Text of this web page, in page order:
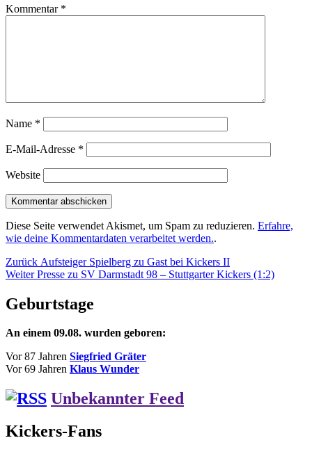
Kommentar *
Name *
E-Mail-Adresse *
Website
Diese Seite verwendet Akismet, um Spam zu reduzieren. Erfahre,
wie deine Kommentardaten verarbeitet werden..
Beitragsnavigation
Zurück Vorheriger
Beitrag:
Aufsteiger Spielberg zu Gast bei Kickers II
Weiter Nächster
Presse zu SV Darmstadt 98 – Stuttgarter Kickers (1:2)
Geburtstage
An einem 09.08. wurden geboren:
Vor 87 Jahren Siegfried Gräter
Vor 69 Jahren Klaus Wunder
Unbekannter Feed
Kickers-Fans